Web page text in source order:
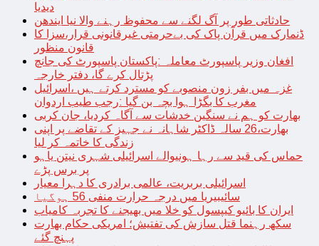
دیدیا
حادثاتی طور پر آگ لگنے سے محفوظ رہنے والا نیا ایندھن
ڈنمارک میں قرآن پاک کی بےحرمتی غیرقانونی قرار،سزا کا
قانون منظور
افغان وزیر پاسپورٹ معاملہ :پاکستان پاسپورٹ کی جانچ
پڑتال کرے گا، دفتر خارجہ
غزہ میں بفر زون منصوبے کو مسترد کرتے ہیں ،اسرائیل
مغرب کا بگڑا ہوا بچہ بن گیا :رجب طیب اردوان
بھارت کو ہم نے سنگین خدشات سے آگاہ کردیا، جان کربی
بھارت،26 سالہ ڈاکٹر شاہانہ نے جہیز کے تقاضے پر اپنی
زندگی کا خاتمہ کر لیا
حماس کی قید سے رہا ہونیوالے اسرائیلی شہری نیتن یاہو
پر برس پڑے
اسرائیلی بربریت، عالمی برادری کا دہرا معیار
سائیبیریا میں درجہ حرارت منفی 56 ہوگیا
ایران کا بائیو کیپسول کو خلا میں بھیجنے کا تجربہ کامیاب
سکھ رہنما قتل سازش کی تفتیش؛ امریکی حکام بھارت
پہنچ گئے